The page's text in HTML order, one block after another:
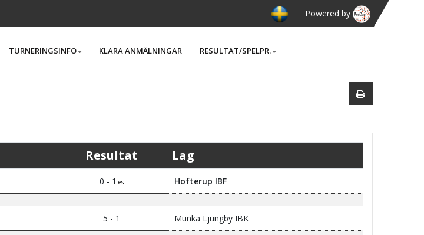
Powered by
TURNERINGSINFO KLARA ANMÄLNINGAR RESULTAT/SPELPR.
Resultat Lag
0 - 1 es Hofterup IBF
5 - 1 Munka Ljungby IBK